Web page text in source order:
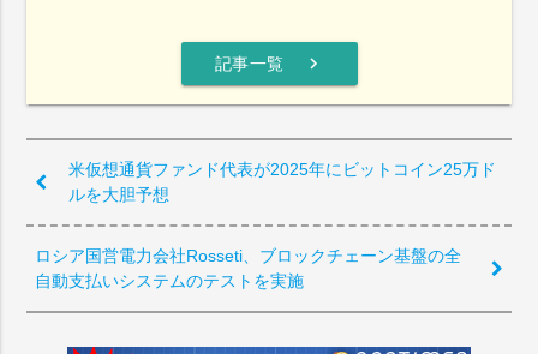
記事一覧 chevron_right
米仮想通貨ファンド代表が2025年にビットコイン25万ド
ルを大胆予想
ロシア国営電力会社Rosseti、ブロックチェーン基盤の全
自動支払いシステムのテストを実施